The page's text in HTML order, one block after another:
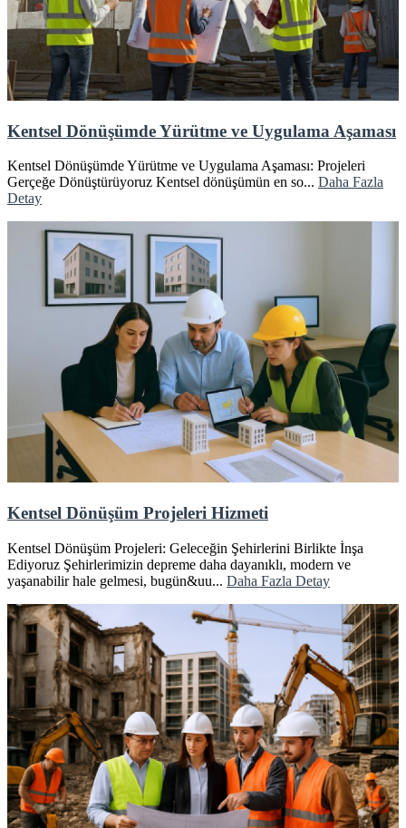
Kentsel Dönüşümde Yürütme ve Uygulama Aşaması
Kentsel Dönüşümde Yürütme ve Uygulama Aşaması: Projeleri
Gerçeğe Dönüştürüyoruz Kentsel dönüşümün en so... Daha Fazla
Detay
Kentsel Dönüşüm Projeleri Hizmeti
Kentsel Dönüşüm Projeleri: Geleceğin Şehirlerini Birlikte İnşa
Ediyoruz Şehirlerimizin depreme daha dayanıklı, modern ve
yaşanabilir hale gelmesi, bugün&uu... Daha Fazla Detay